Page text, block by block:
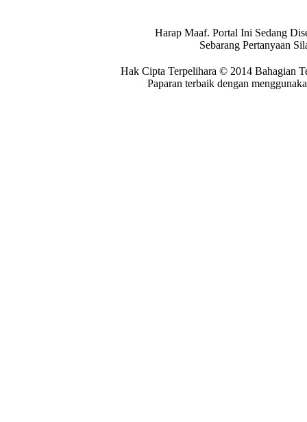
Harap Maaf. Portal Ini Sedang
Sebarang Pertanyaan
Hak Cipta Terpelihara © 2014 Bahagian
Paparan terbaik dengan